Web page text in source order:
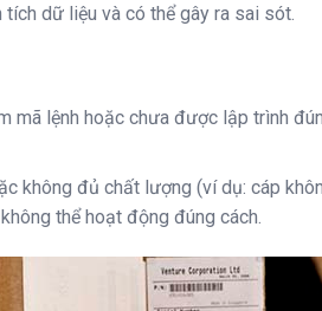
tích dữ liệu và có thể gây ra sai sót.
mã lệnh hoặc chưa được lập trình
không đủ chất lượng (ví dụ: cáp
thể hoạt động đúng cách.